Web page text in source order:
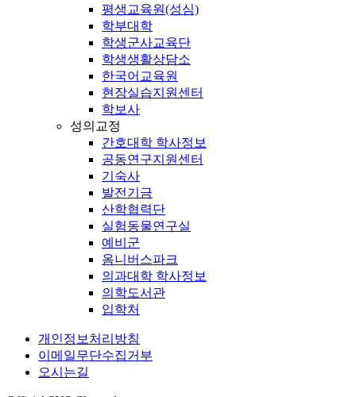
평생교육원(성심)
학부대학
학생군사교육단
학생생활상담소
한국어교육원
현장실습지원센터
학보사
성의교정
간호대학 학사정보
공동연구지원센터
기숙사
발전기금
산학협력단
실험동물연구실
예비군
옴니버스파크
의과대학 학사정보
의학도서관
입학처
개인정보처리방침
이메일무단수집거부
오시는길